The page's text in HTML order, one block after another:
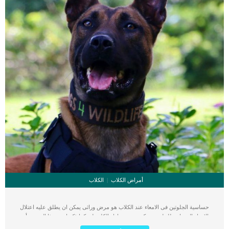
أمراض الكلاب الكلاب
حساسية الجلوتين فى الامعاء عند الكلاب هو مرض وراثى يمكن ان يطلق عليه اعتلال
الامعاء الحساس للجلوتين ويكون نتيجة تناول الكلب له. كما ذكرنا عن هذا المرض بأنه
مرض وراثي نادر يطور فيه الكلب المصاب حساسية من تناول الجلوتين الموجود في